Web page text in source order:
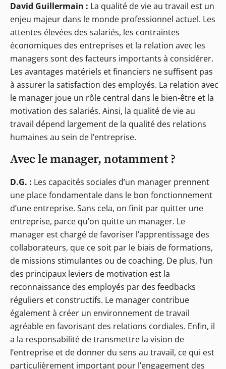
David Guillermain : La qualité de vie au travail est un
enjeu majeur dans le monde professionnel actuel. Les
attentes élevées des salariés, les contraintes
économiques des entreprises et la relation avec les
managers sont des facteurs importants à considérer.
Les avantages matériels et financiers ne suffisent pas
à assurer la satisfaction des employés. La relation avec
le manager joue un rôle central dans le bien-être et la
motivation des salariés. Ainsi, la qualité de vie au
travail dépend largement de la qualité des relations
humaines au sein de l’entreprise.
Avec le manager, notamment ?
D.G. : Les capacités sociales d’un manager prennent
une place fondamentale dans le bon fonctionnement
d’une entreprise. Sans cela, on finit par quitter une
entreprise, parce qu’on quitte un manager. Le
manager est chargé de favoriser l’apprentissage des
collaborateurs, que ce soit par le biais de formations,
de missions stimulantes ou de coaching. De plus, l’un
des principaux leviers de motivation est la
reconnaissance des employés par des feedbacks
réguliers et constructifs. Le manager contribue
également à créer un environnement de travail
agréable en favorisant des relations cordiales. Enfin, il
a la responsabilité de transmettre la vision de
l’entreprise et de donner du sens au travail, ce qui est
particulièrement important pour l’engagement des